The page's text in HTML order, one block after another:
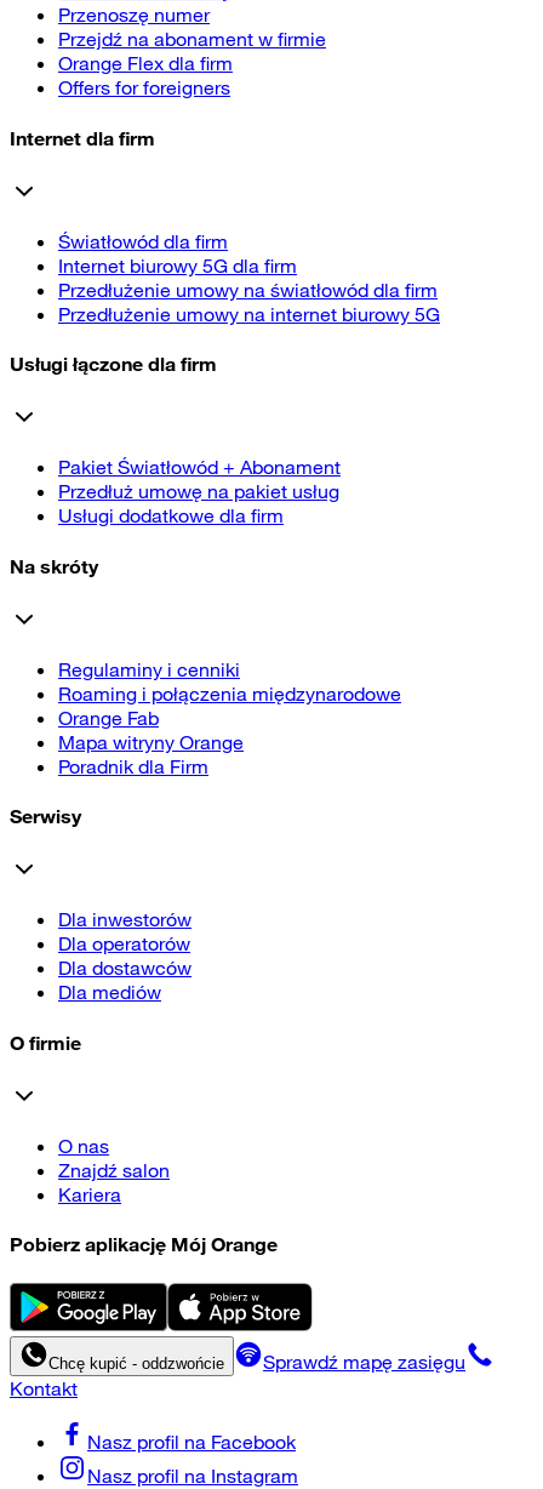
Przenoszę numer
Przejdź na abonament w firmie
Orange Flex dla firm
Offers for foreigners
Internet dla firm
Światłowód dla firm
Internet biurowy 5G dla firm
Przedłużenie umowy na światłowód dla firm
Przedłużenie umowy na internet biurowy 5G
Usługi łączone dla firm
Pakiet Światłowód + Abonament
Przedłuż umowę na pakiet usług
Usługi dodatkowe dla firm
Na skróty
Regulaminy i cenniki
Roaming i połączenia międzynarodowe
Orange Fab
Mapa witryny Orange
Poradnik dla Firm
Serwisy
Dla inwestorów
Dla operatorów
Dla dostawców
Dla mediów
O firmie
O nas
Znajdź salon
Kariera
Pobierz aplikację Mój Orange
Chcę kupić - oddzwońcie
Sprawdź mapę zasięgu
Kontakt
Nasz profil na Facebook
Nasz profil na Instagram